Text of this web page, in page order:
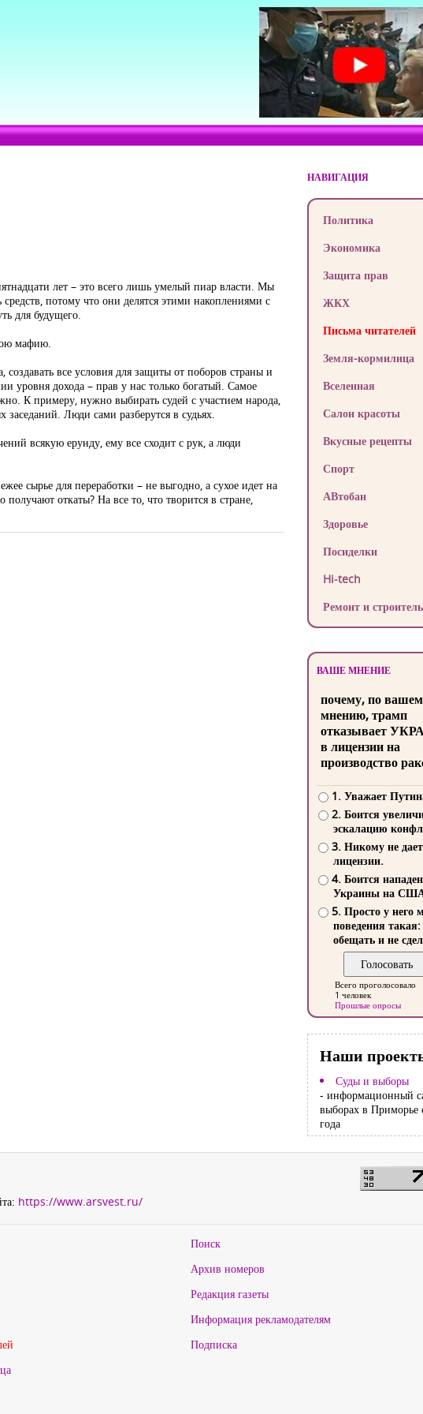
лет – это всего лишь умелый пиар власти. Мы
потому что они делятся этими накоплениями с
для будущего.
мафию.
все условия для защиты от поборов страны и
дохода – прав у нас только богатый. Самое
К примеру, нужно выбирать судей с участием народа,
Люди сами разберутся в судьях.
всякую ерунду, ему все сходит с рук, а люди
сырье для переработки – не выгодно, а сухое идет на
откаты? На все то, что творится в стране,
НАВИГАЦИЯ
Политика
Экономика
Защита прав
ЖКХ
Письма читателей
Земля-кормилица
Вселенная
Салон красоты
Вкусные рецепты
Спорт
АВтобан
Здоровье
Посиделки
Hi-tech
Ремонт и
ВАШЕ МНЕНИЕ
почему, по
мнению, трамп
отказывает
в лицензии на
производство
1. Уважает
2. Боится
эскалацию
3. Никому не
лицензии.
4. Боится
Украины на
5. Просто у него
поведения такая:
обещать и не
Всего проголосовало
1 человек
Прошлые опросы
Наши
Суды и выборы
- информационный
выборах в Приморье
года
https://www.arsvest.ru/
Поиск
Архив номеров
Редакция газеты
Информация рекламодателям
Подписка